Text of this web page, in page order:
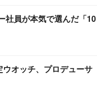
社員が本気で選んだ「10
ウオッチ、プロデューサ